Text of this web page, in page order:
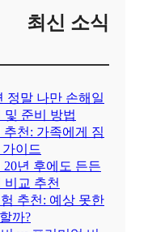
최신 소식
정말 나만 손해일
및 준비 방법
추천: 가족에게 짐
이드
년 후에도 든든
비교 추천
추천: 예상 못한
까?